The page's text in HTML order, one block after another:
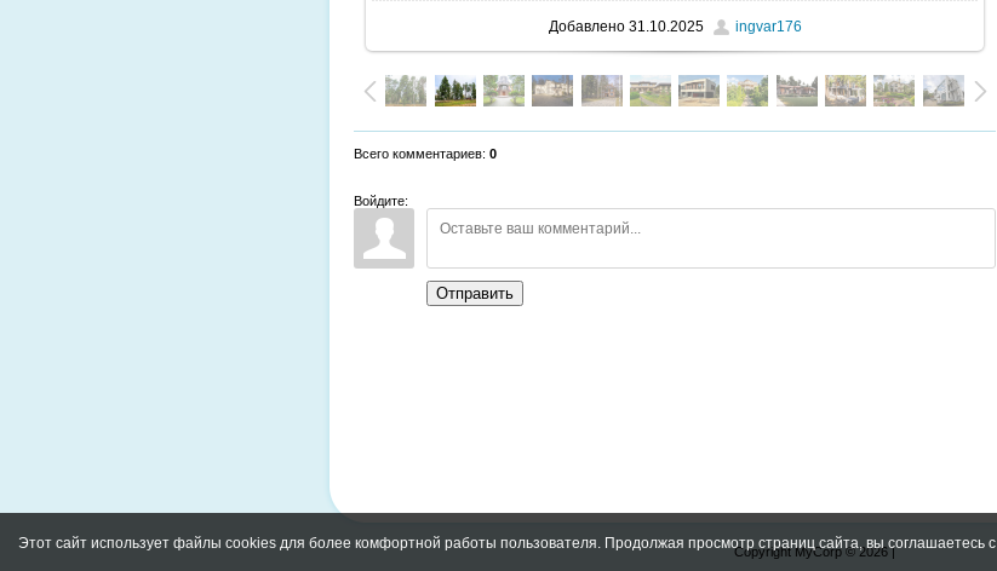
Добавлено31.10.2025 ingvar176
Всего комментариев: 0
Войдите:
Отправить
Copyright MyCorp © 2026|
Этот сайт использует файлы cookies для более комфортной работы пользователя. Продолжая просмотр страниц сайта, вы соглашаетесь с